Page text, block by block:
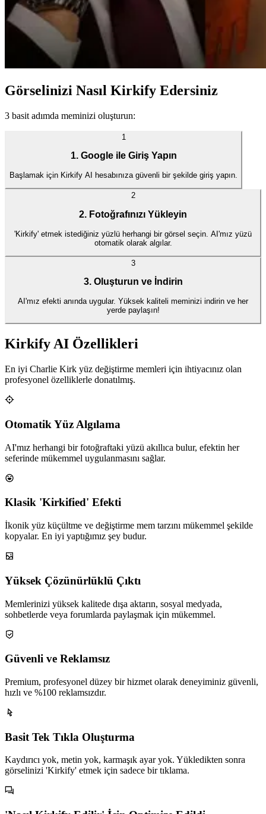
Görselinizi Nasıl Kirkify Edersiniz
3 basit adımda meminizi oluşturun:
1
1. Google ile Giriş Yapın
Başlamak için Kirkify AI hesabınıza güvenli bir şekilde giriş yapın.
2
2. Fotoğrafınızı Yükleyin
'Kirkify' etmek istediğiniz yüzlü herhangi bir görsel seçin. AI'mız yüzü
otomatik olarak algılar.
3
3. Oluşturun ve İndirin
AI'mız efekti anında uygular. Yüksek kaliteli meminizi indirin ve her
yerde paylaşın!
Kirkify AI Özellikleri
En iyi Charlie Kirk yüz değiştirme memleri için ihtiyacınız olan
profesyonel özelliklerle donatılmış.
Otomatik Yüz Algılama
AI'mız herhangi bir fotoğraftaki yüzü akıllıca bulur, efektin her
seferinde mükemmel uygulanmasını sağlar.
Klasik 'Kirkified' Efekti
İkonik yüz küçültme ve değiştirme mem tarzını mükemmel şekilde
kopyalar. En iyi yaptığımız şey budur.
Yüksek Çözünürlüklü Çıktı
Memlerinizi yüksek kalitede dışa aktarın, sosyal medyada,
sohbetlerde veya forumlarda paylaşmak için mükemmel.
Güvenli ve Reklamsız
Premium, profesyonel düzey bir hizmet olarak deneyiminiz güvenli,
hızlı ve %100 reklamsızdır.
Basit Tek Tıkla Oluşturma
Kaydırıcı yok, metin yok, karmaşık ayar yok. Yükledikten sonra
görselinizi 'Kirkify' etmek için sadece bir tıklama.